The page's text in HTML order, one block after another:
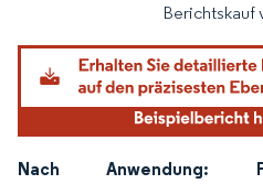
Berichtskauf
Nach Anwendung: